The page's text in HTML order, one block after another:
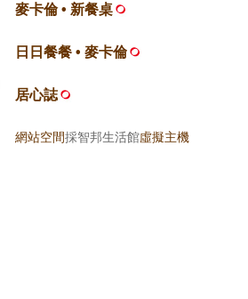
麥卡倫 • 新餐桌
日日餐餐 • 麥卡倫
居心誌
網站空間採智邦生活館虛擬主機